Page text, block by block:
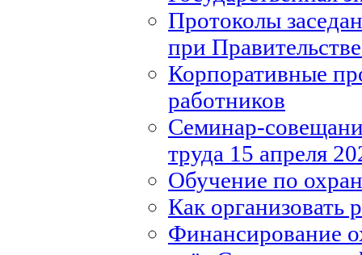
Протоколы
при
Корпоративные
работников
Семинар-
труда 15 апреля
Обучение по
Как организовать
Финансирование